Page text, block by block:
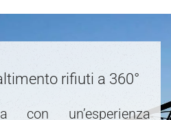
rifiuti a 360°
con un’esperienza